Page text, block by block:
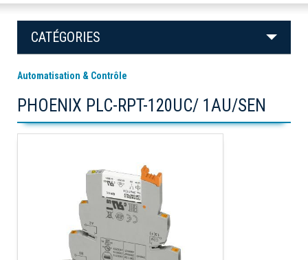
CATÉGORIES
Automatisation & Contrôle
PHOENIX PLC-RPT-120UC/ 1AU/SEN